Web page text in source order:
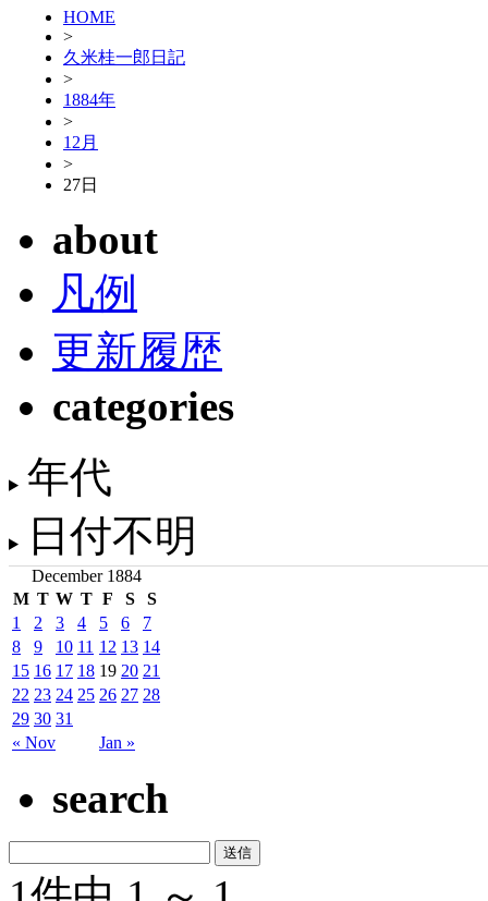
HOME
>
久米桂一郎日記
>
1884年
>
12月
>
27日
about
凡例
更新履歴
categories
年代
日付不明
December 1884
M T W T F S S
« Nov Jan »
1 2 3 4 5 6
7
8
9 10 11 12 13 14
15 16 17 18 19 20 21
22 23 24 25 26 27 28
29 30 31
search